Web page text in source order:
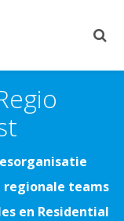
teams
en Residential